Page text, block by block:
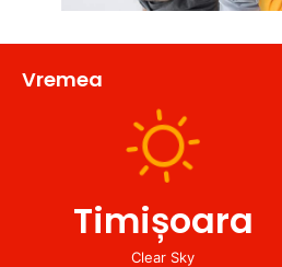
Vremea
Timișoara
Clear Sky